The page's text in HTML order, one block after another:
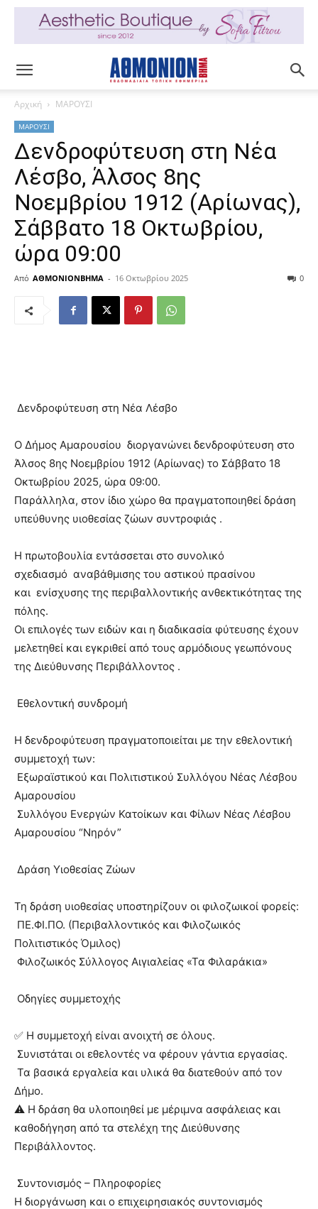
Αρχική ΜΑΡΟΥΣΙ
ΜΑΡΟΥΣΙ
Δενδροφύτευση στη Νέα
Λέσβο, Άλσος 8ης
Νοεμβρίου 1912 (Αρίωνας),
Σάββατο 18 Οκτωβρίου,
ώρα 09:00
Από ΑΘΜΟΝΙΟΝΒΗΜΑ - 16 Οκτωβρίου 2025 0
Δενδροφύτευση στη Νέα Λέσβο
Ο Δήμος Αμαρουσίου διοργανώνει δενδροφύτευση στο
Άλσος 8ης Νοεμβρίου 1912 (Αρίωνας) το Σάββατο 18
Οκτωβρίου 2025, ώρα 09:00.
Παράλληλα, στον ίδιο χώρο θα πραγματοποιηθεί δράση
υπεύθυνης υιοθεσίας ζώων συντροφιάς .
Η πρωτοβουλία εντάσσεται στο συνολικό
σχεδιασμό αναβάθμισης του αστικού πρασίνου
και ενίσχυσης της περιβαλλοντικής ανθεκτικότητας της
πόλης.
Οι επιλογές των ειδών και η διαδικασία φύτευσης έχουν
μελετηθεί και εγκριθεί από τους αρμόδιους γεωπόνους
της Διεύθυνσης Περιβάλλοντος .
Εθελοντική συνδρομή
Η δενδροφύτευση πραγματοποιείται με την εθελοντική
συμμετοχή των:
Εξωραϊστικού και Πολιτιστικού Συλλόγου Νέας Λέσβου
Αμαρουσίου
Συλλόγου Ενεργών Κατοίκων και Φίλων Νέας Λέσβου
Αμαρουσίου “Νηρόν”
Δράση Υιοθεσίας Ζώων
Τη δράση υιοθεσίας υποστηρίζουν οι φιλοζωικοί φορείς:
ΠΕ.ΦΙ.ΠΟ. (Περιβαλλοντικός και Φιλοζωικός
Πολιτιστικός Όμιλος)
Φιλοζωικός Σύλλογος Αιγιαλείας «Τα Φιλαράκια»
Οδηγίες συμμετοχής
✅ Η συμμετοχή είναι ανοιχτή σε όλους.
Συνιστάται οι εθελοντές να φέρουν γάντια εργασίας.
Τα βασικά εργαλεία και υλικά θα διατεθούν από τον
Δήμο.
⚠️ Η δράση θα υλοποιηθεί με μέριμνα ασφάλειας και
καθοδήγηση από τα στελέχη της Διεύθυνσης
Περιβάλλοντος.
Συντονισμός – Πληροφορίες
Η διοργάνωση και ο επιχειρησιακός συντονισμός